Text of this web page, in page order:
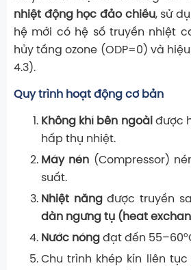
nhiệt động học đảo chiều, sử
hệ mới có hệ số truyền nhiệt
hủy tầng ozone (ODP=0) và
4.3).
Quy trình hoạt động cơ bản
Không khí bên ngoàiđược
hấp thụ nhiệt.
Máy nén (Compressor)
suất.
Nhiệt năngđược truyền
dàn ngưng tụ (heat
Nước nóng đạt đến
Chu trình khép kín liên tục